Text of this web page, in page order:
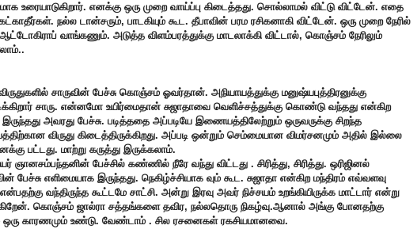
உரையாடுகிறார். எனக்கு ஒரு முறை வாய்ப்பு கிடைத்தது. சொல்லாமல் விட்டு விட்டேன். எதை
நல்ல டான்சரும், பாடகியும் கூட. தீபாவின் பரம ரசிகனாகி விட்டேன். ஒரு முறை நேரில்
ஆட்டோகிராப் வாங்கணும். அடுத்த விளம்பரத்துக்கு மாடலாக்கி விட்டால், கொஞ்சம் நேரிலும்
சாருவின் பேச்சு கொஞ்சம் ஓவர்தான். அநியாயத்துக்கு மனுஷ்யபுத்திரனுக்கு
சாரு. என்னமோ உயிர்மைதான் சுஜாதாவை வெளிச்சத்துக்கு கொண்டு வந்தது என்கிற
இருந்தது அவரது பேச்சு. படித்ததை அப்படியே இணையத்திலேற்றும் ஒருவருக்கு சிறந்த
விருது கிடைத்திருக்கிறது. அப்படி ஒன்றும் செம்மையான விமர்சனமும் அதில் இல்லை
பட்டது. மாற்று கருத்து இருக்கலாம்.
ஞானசம்பந்தனின் பேச்சில் கண்ணில் நீரே வந்து விட்டது . சிரித்து, சிரித்து. ஒரிஜினல்
பேச்சு எளிமையாக இருந்தது. நெகிழ்ச்சியாக வும் கூட. சுஜாதா என்கிற மந்திரம் எவ்வளவு
வந்திருந்த கூட்டமே சாட்சி. அன்று இரவு அவர் நிச்சயம் உறங்கியிருக்க மாட்டார் என்று
கொஞ்சம் ஜால்ரா சத்தங்களை தவிர, நல்லதொரு நிகழ்வு.ஆனால் அங்கு போனதற்கு
காரணமும் உண்டு. வேண்டாம் . சில ரசனைகள் ரகசியமானவை.